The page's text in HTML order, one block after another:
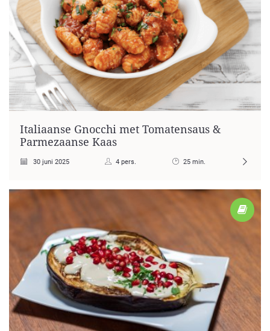
Italiaanse Gnocchi met Tomatensaus &
Parmezaanse Kaas
30 juni 2025 4 pers. 25 min.